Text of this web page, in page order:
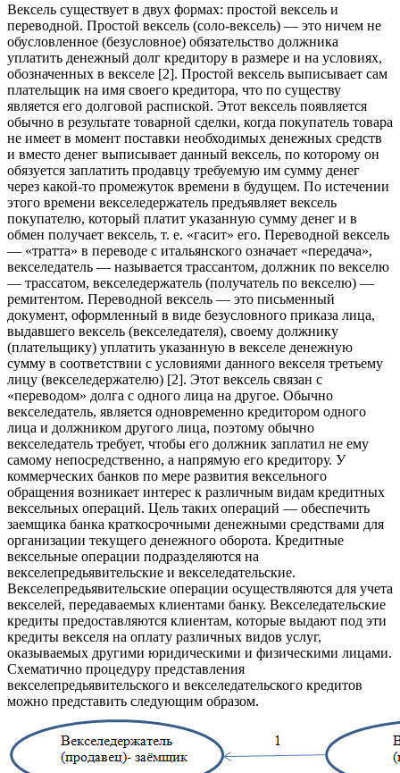
Вексель существует в двух формах: простой вексель и
переводной. Простой вексель (соло-вексель) — это ничем не
обусловленное (безусловное) обязательство должника
уплатить денежный долг кредитору в размере и на условиях,
обозначенных в векселе [2]. Простой вексель выписывает сам
плательщик на имя своего кредитора, что по существу
является его долговой распиской. Этот вексель появляется
обычно в результате товарной сделки, когда покупатель товара
не имеет в момент поставки необходимых денежных средств
и вместо денег выписывает данный вексель, по которому он
обязуется заплатить продавцу требуемую им сумму денег
через какой-то промежуток времени в будущем. По истечении
этого времени векселедержатель предъявляет вексель
покупателю, который платит указанную сумму денег и в
обмен получает вексель, т. е. «гасит» его. Переводной вексель
— «тратта» в переводе с итальянского означает «передача»,
векселедатель — называется трассантом, должник по векселю
— трассатом, векселедержатель (получатель по векселю) —
ремитентом. Переводной вексель — это письменный
документ, оформленный в виде безусловного приказа лица,
выдавшего вексель (векселедателя), своему должнику
(плательщику) уплатить указанную в векселе денежную
сумму в соответствии с условиями данного векселя третьему
лицу (векселедержателю) [2]. Этот вексель связан с
«переводом» долга с одного лица на другое. Обычно
векселедатель, является одновременно кредитором одного
лица и должником другого лица, поэтому обычно
векселедатель требует, чтобы его должник заплатил не ему
самому непосредственно, а напрямую его кредитору. У
коммерческих банков по мере развития вексельного
обращения возникает интерес к различным видам кредитных
вексельных операций. Цель таких операций — обеспечить
заемщика банка краткосрочными денежными средствами для
организации текущего денежного оборота. Кредитные
вексельные операции подразделяются на
векселепредьявительские и векселедательские.
Векселепредьявительские операции осуществляются для учета
векселей, передаваемых клиентами банку. Векселедательские
кредиты предоставляются клиентам, которые выдают под эти
кредиты векселя на оплату различных видов услуг,
оказываемых другими юридическими и физическими лицами.
Схематично процедуру представления
векселепредьявительского и векселедательского кредитов
можно представить следующим образом.